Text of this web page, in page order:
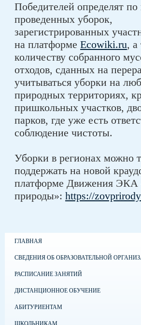
Победителей определят по
проведенных уборок,
зарегистрированных
на платформе Ecowiki.ru, а
количеству собранного
отходов, сданных на
учитываться уборки на
природных территориях,
пришкольных участков,
парков, где уже есть
соблюдение чистоты.
Уборки в регионах можно
поддержать на новой
платформе Движения ЭКА
природы»: https://
ГЛАВНАЯ
СВЕДЕНИЯ ОБ ОБРАЗОВАТЕЛЬНОЙ
РАСПИСАНИЕ ЗАНЯТИЙ
ДИСТАНЦИОННОЕ ОБУЧЕНИЕ
АБИТУРИЕНТАМ
ШКОЛЬНИКАМ